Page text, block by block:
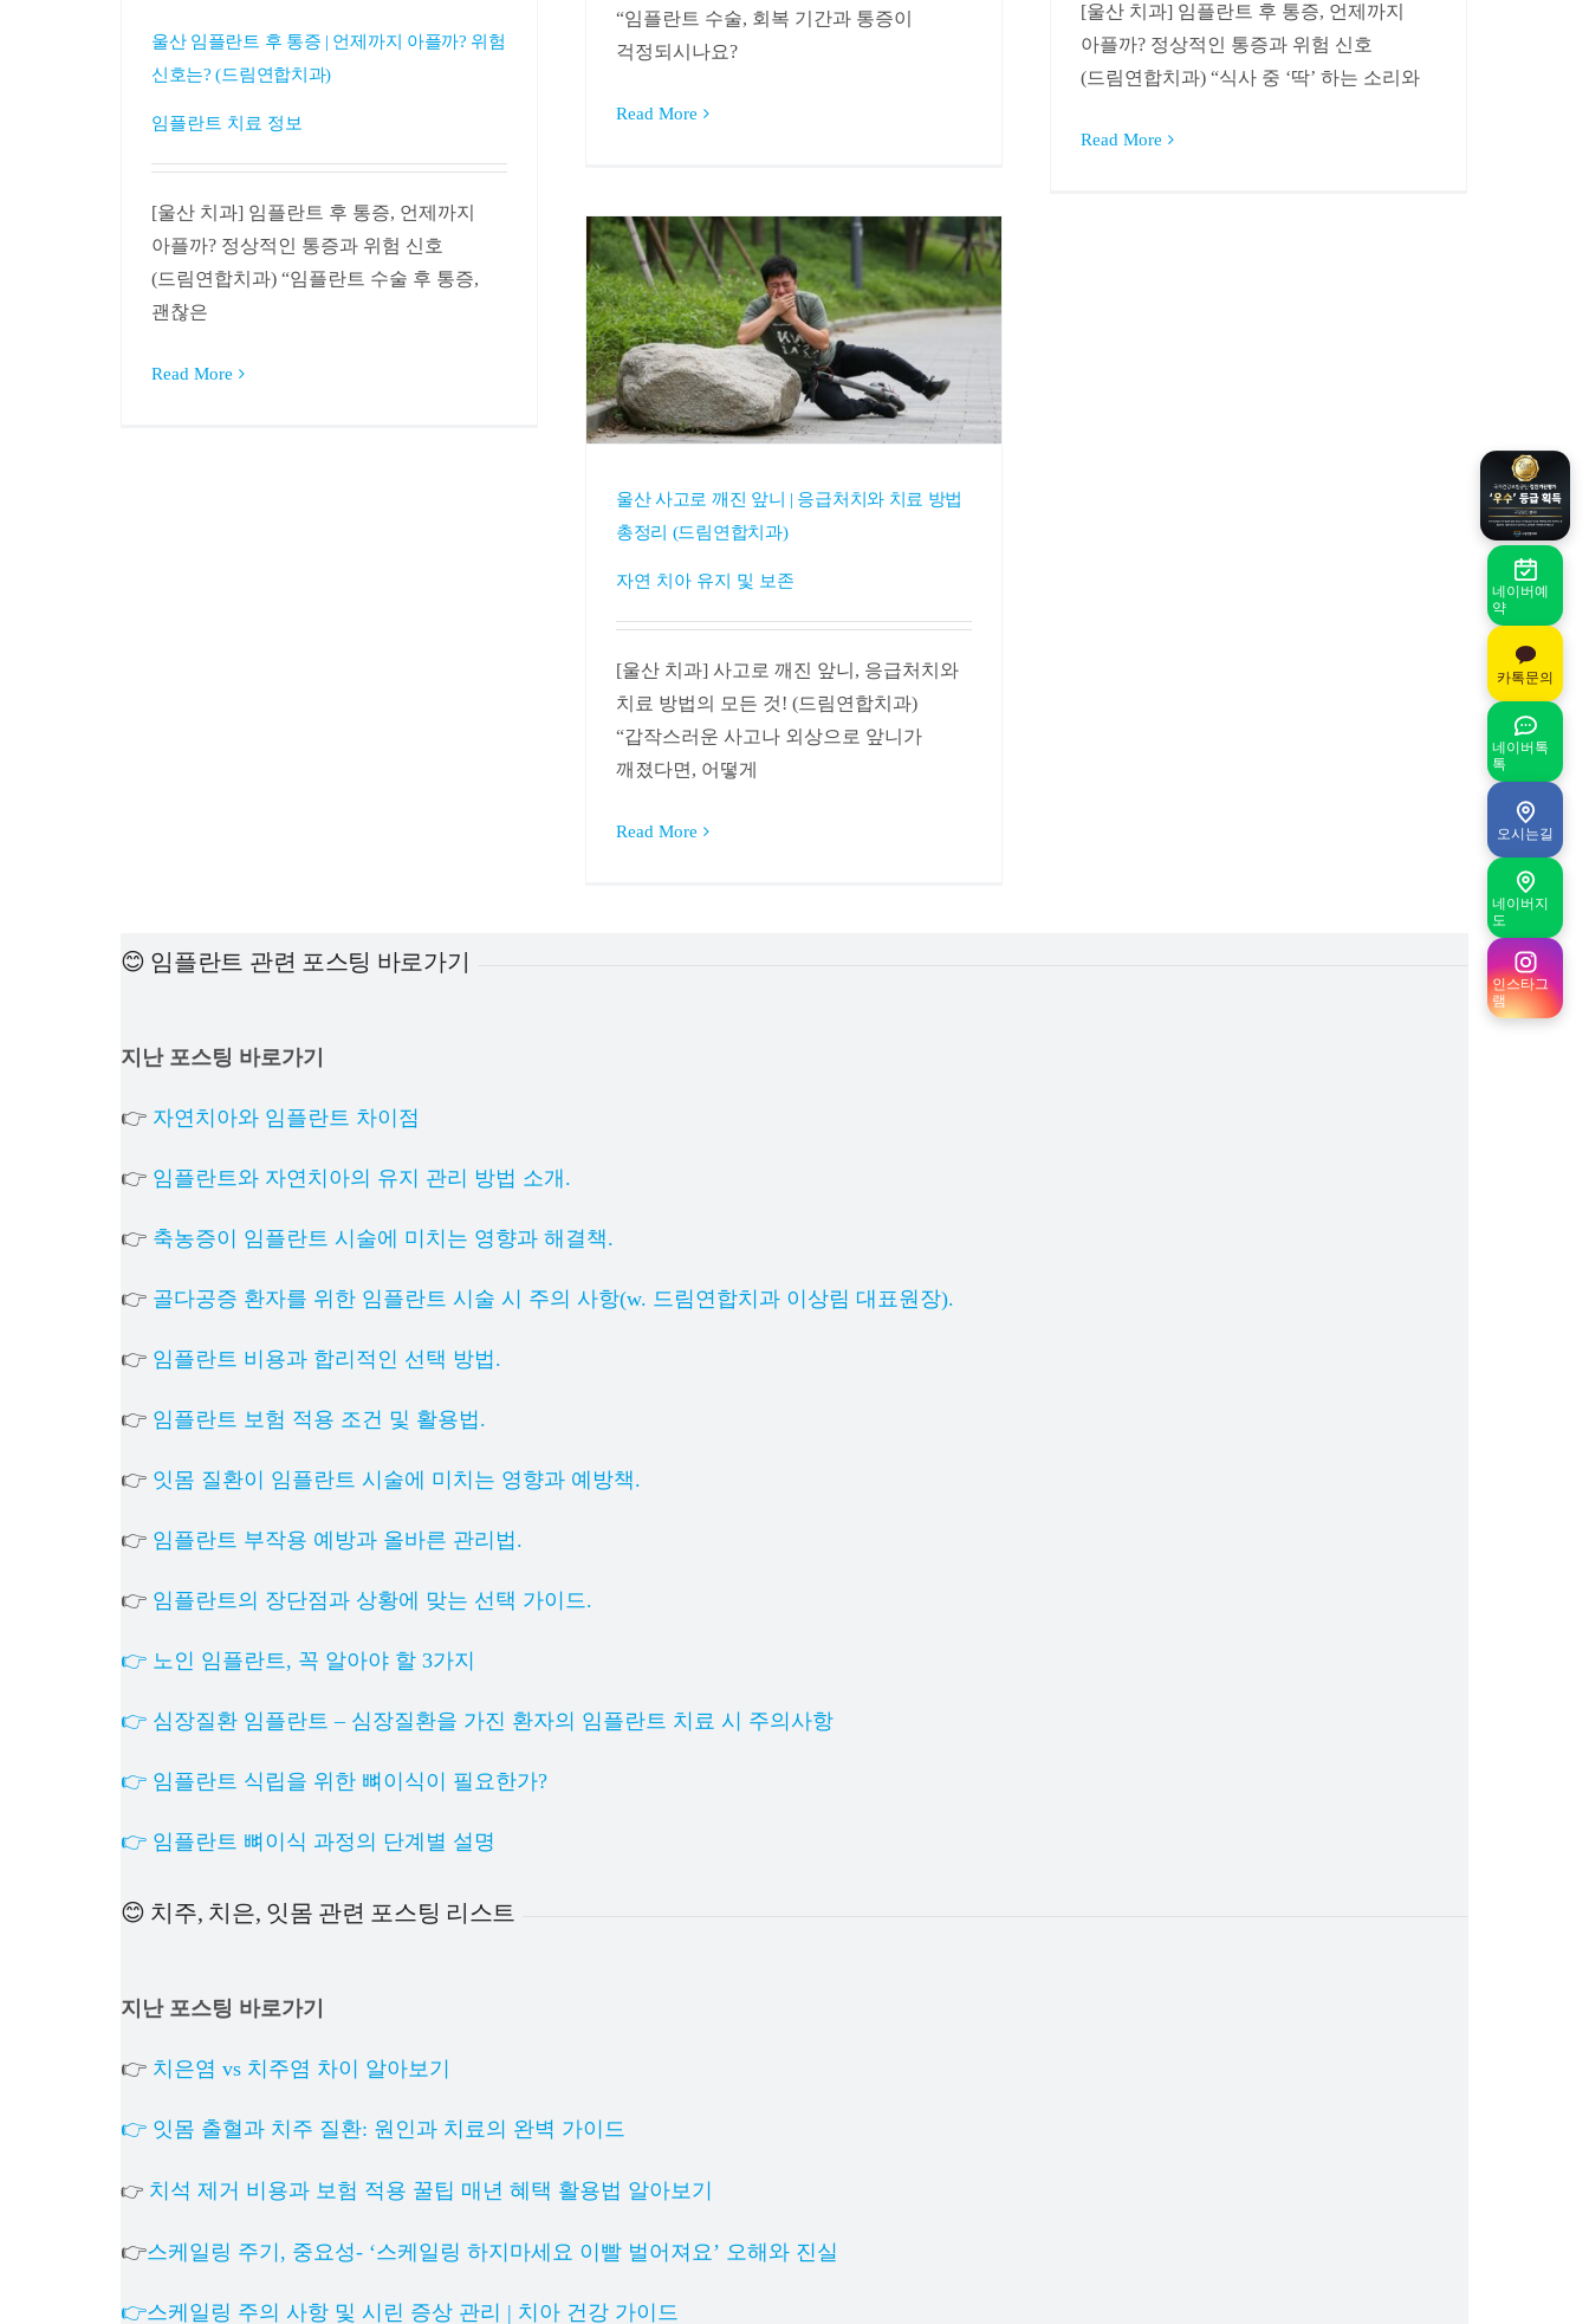
“임플란트 수술, 회복 기간과 통증이
걱정되시나요?
Read More
[울산 치과] 임플란트 후 통증, 언제까지
아플까? 정상적인 통증과 위험 신호
(드림연합치과) “식사 중 ‘딱’ 하는 소리와
Read More
울산 임플란트 후 통증 | 언제까지 아플까? 위험
신호는? (드림연합치과)
임플란트 치료 정보
[울산 치과] 임플란트 후 통증, 언제까지
아플까? 정상적인 통증과 위험 신호
(드림연합치과) “임플란트 수술 후 통증,
괜찮은
Read More
울산 사고로 깨진 앞니 | 응급처치와 치료 방법
총정리 (드림연합치과)
자연 치아 유지 및 보존
[울산 치과] 사고로 깨진 앞니, 응급처치와
치료 방법의 모든 것! (드림연합치과)
“갑작스러운 사고나 외상으로 앞니가
깨졌다면, 어떻게
Read More
😊 임플란트 관련 포스팅 바로가기
지난 포스팅 바로가기
👉 자연치아와 임플란트 차이점
👉 임플란트와 자연치아의 유지 관리 방법 소개.
👉 축농증이 임플란트 시술에 미치는 영향과 해결책.
👉 골다공증 환자를 위한 임플란트 시술 시 주의 사항(w. 드림연합치과 이상림 대표원장).
👉 임플란트 비용과 합리적인 선택 방법.
👉 임플란트 보험 적용 조건 및 활용법.
👉 잇몸 질환이 임플란트 시술에 미치는 영향과 예방책.
👉 임플란트 부작용 예방과 올바른 관리법.
👉 임플란트의 장단점과 상황에 맞는 선택 가이드.
👉 노인 임플란트, 꼭 알아야 할 3가지
👉 심장질환 임플란트 – 심장질환을 가진 환자의 임플란트 치료 시 주의사항
👉 임플란트 식립을 위한 뼈이식이 필요한가?
👉 임플란트 뼈이식 과정의 단계별 설명
😊 치주, 치은, 잇몸 관련 포스팅 리스트
지난 포스팅 바로가기
👉 치은염 vs 치주염 차이 알아보기
👉 잇몸 출혈과 치주 질환: 원인과 치료의 완벽 가이드
👉 치석 제거 비용과 보험 적용 꿀팁 매년 혜택 활용법 알아보기
👉스케일링 주기, 중요성- ‘스케일링 하지마세요 이빨 벌어져요’ 오해와 진실
👉스케일링 주의 사항 및 시린 증상 관리 | 치아 건강 가이드
네이버예
약
카톡문의
네이버톡
톡
오시는길
네이버지
도
인스타그
램